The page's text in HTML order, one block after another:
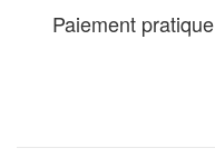
Paiement pratique